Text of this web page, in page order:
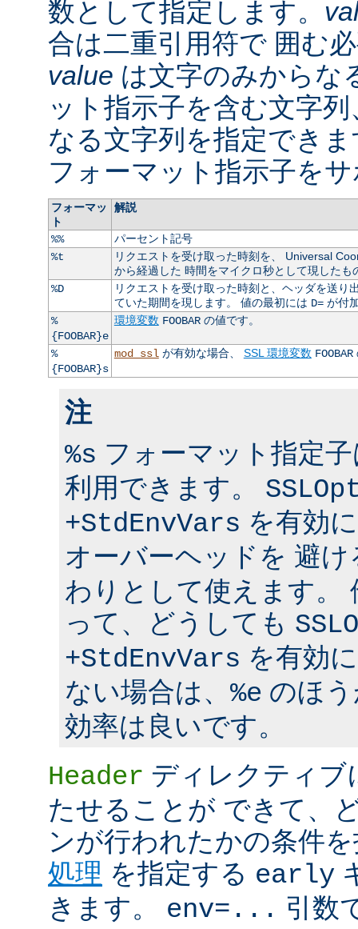
数として指定します。
合は二重引用符で 囲む
value は文字のみからな
ット指示子を含む文字
なる文字列を指定でき
フォーマット指示子を
フォーマッ
ト
解説
%%
パーセント記号
%t
リクエストを受け取った時刻を、 Universal
から経過した 時間をマイクロ秒として現した
%D
リクエストを受け取った時刻と、ヘッダを送
ていた期間を現します。 値の最初には D=が付
%
{FOOBAR}e
環境変数 FOOBARの値です。
%
{FOOBAR}s
mod_ssl が有効な場合、 SSL 環境変数 FOOBAR
注
%s フォーマット指定
利用できます。
+StdEnvVars を有効
オーバーヘッドを 避け
わりとして使えます。
って、どうしても
+StdEnvVars を有効
ない場合は、 %e のほ
効率は良いです。
Header ディレクティブ
たせることが できて、
ンが行われたかの条件
処理 を指定する early
きます。 env=... 引数